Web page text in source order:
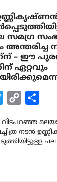
സമഗ്ര
– ഈ
ഏറ്റവും
TwitterCopy
നടൻ